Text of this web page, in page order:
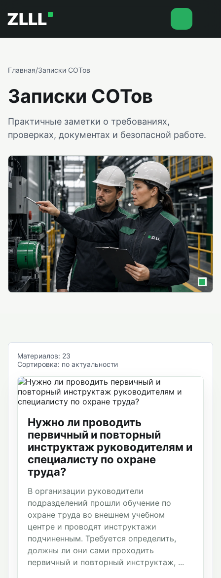
ZLLL
Главная/Записки СОТов
Записки СОТов
Практичные заметки о требованиях,
проверках, документах и безопасной работе.
Материалов: 23
Сортировка: по актуальности
Нужно ли проводить
первичный и повторный
инструктаж руководителям и
специалисту по охране
труда?
В организации руководители
подразделений прошли обучение по
охране труда во внешнем учебном
центре и проводят инструктажи
подчиненным. Требуется определить,
должны ли они сами проходить
первичный и повторный инструктаж, ...